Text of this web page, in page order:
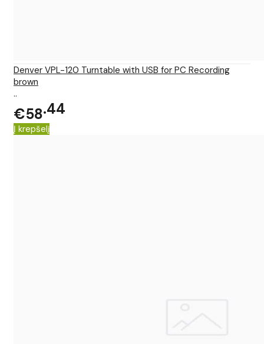
Denver VPL-120 Turntable with USB for PC Recording
brown
..
€58 44
Į krepšelį